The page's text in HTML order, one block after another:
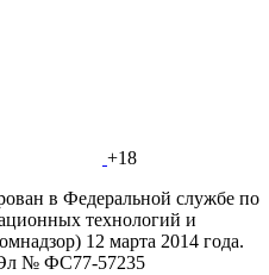
+18
в Федеральной службе по
технологий и
12 марта 2014 года.
Эл № ФС77-57235